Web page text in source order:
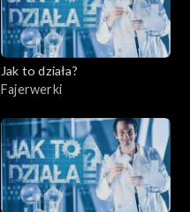
Jak to działa?
Fajerwerki